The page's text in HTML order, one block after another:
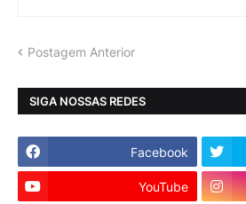
Postagem Anterior
SIGA NOSSAS REDES
Facebook
YouTube